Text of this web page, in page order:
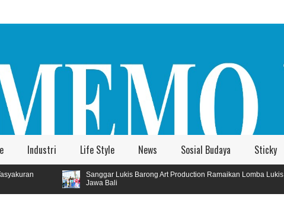
Industri Life Style News Sosial Budaya Sticky
Sanggar Lukis Barong Art Production Ramaikan Lomba Lukis Tema Pariwisata Se